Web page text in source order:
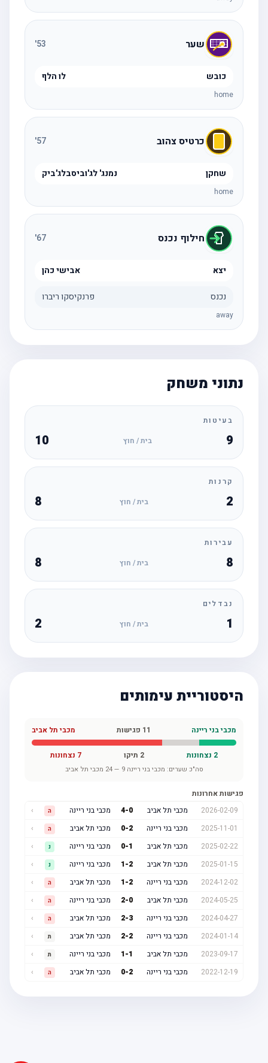
שער 53
'
כובש לו הלף
home
כרטיס צהוב 57
'
שחקן נמנג' לג'וביסבלג'ביק
home
חילוף נכנס 67
'
יצא אבישי כהן
נכנס פרנקיסקו ריברו
away
נתוני משחק
בעיטות
בית / חוץ 10
קרנות
בית / חוץ
עבירות
בית / חוץ
נבדלים
בית / חוץ
היסטוריית עימותים
מכבי בני ריינה פגישות מכבי תל אביב
נצחונות תיקו נצחונות
סה"כ שערים:מכבי בני ריינה9
—
24 מכבי תל אביב
פגישות אחרונות
2026-02-09
מכבי תל אביב 4 מכבי בני ריינה
2025-11-01
מכבי בני ריינה 0 מכבי תל אביב
2025-02-22
מכבי תל אביב 0 מכבי בני ריינה
2025-01-15
מכבי תל אביב 1 מכבי בני ריינה
2024-12-02
מכבי בני ריינה 1 מכבי תל אביב
2024-05-25
מכבי תל אביב 2 מכבי בני ריינה
2024-04-27
מכבי בני ריינה 2 מכבי תל אביב
2024-01-14
מכבי בני ריינה 2 מכבי תל אביב
2023-09-17
מכבי תל אביב 1 מכבי בני ריינה
2022-12-19
מכבי בני ריינה 0 מכבי תל אביב